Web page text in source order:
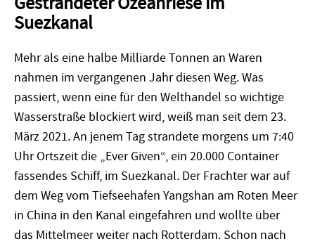
Suezkanal
Mehr als eine halbe Milliarde Tonnen an Waren
nahmen im vergangenen Jahr diesen Weg. Was
passiert, wenn eine für den Welthandel so wichtige
Wasserstraße blockiert wird, weiß man seit dem 23.
März 2021. An jenem Tag strandete morgens um 7:40
Uhr Ortszeit die „Ever Given“, ein 20.000 Container
fassendes Schiff, im Suezkanal. Der Frachter war auf
dem Weg vom Tiefseehafen Yangshan am Roten Meer
in China in den Kanal eingefahren und wollte über
das Mittelmeer weiter nach Rotterdam. Schon nach